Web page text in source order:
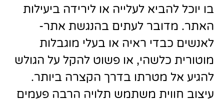
בו יוכל להביא לעלייה או לירידה ביעילות
האתר. מדובר לעתים בהנגשת אתר-
לאנשים כבדי ראיה או בעלי מוגבלות
מוטורית כלשהי, או פשוט להקל על הגולש
להגיע אל מטרתו בדרך הקצרה ביותר.
עיצוב חווית משתמש תלויה הרבה פעמים